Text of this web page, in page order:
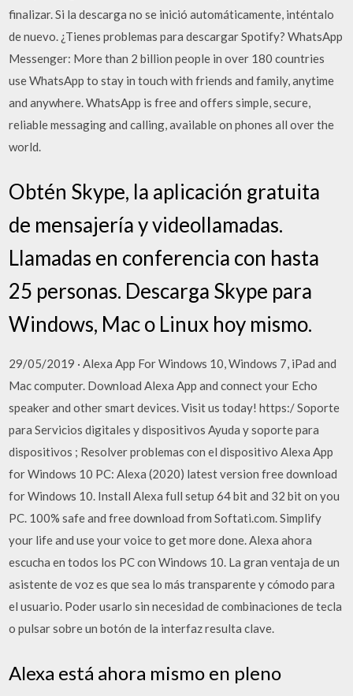
finalizar. Si la descarga no se inició automáticamente, inténtalo
de nuevo. ¿Tienes problemas para descargar Spotify? WhatsApp
Messenger: More than 2 billion people in over 180 countries
use WhatsApp to stay in touch with friends and family, anytime
and anywhere. WhatsApp is free and offers simple, secure,
reliable messaging and calling, available on phones all over the
world.
Obtén Skype, la aplicación gratuita
de mensajería y videollamadas.
Llamadas en conferencia con hasta
25 personas. Descarga Skype para
Windows, Mac o Linux hoy mismo.
29/05/2019 · Alexa App For Windows 10, Windows 7, iPad and
Mac computer. Download Alexa App and connect your Echo
speaker and other smart devices. Visit us today! https:/ Soporte
para Servicios digitales y dispositivos Ayuda y soporte para
dispositivos ; Resolver problemas con el dispositivo Alexa App
for Windows 10 PC: Alexa (2020) latest version free download
for Windows 10. Install Alexa full setup 64 bit and 32 bit on you
PC. 100% safe and free download from Softati.com. Simplify
your life and use your voice to get more done. Alexa ahora
escucha en todos los PC con Windows 10. La gran ventaja de un
asistente de voz es que sea lo más transparente y cómodo para
el usuario. Poder usarlo sin necesidad de combinaciones de tecla
o pulsar sobre un botón de la interfaz resulta clave.
Alexa está ahora mismo en pleno